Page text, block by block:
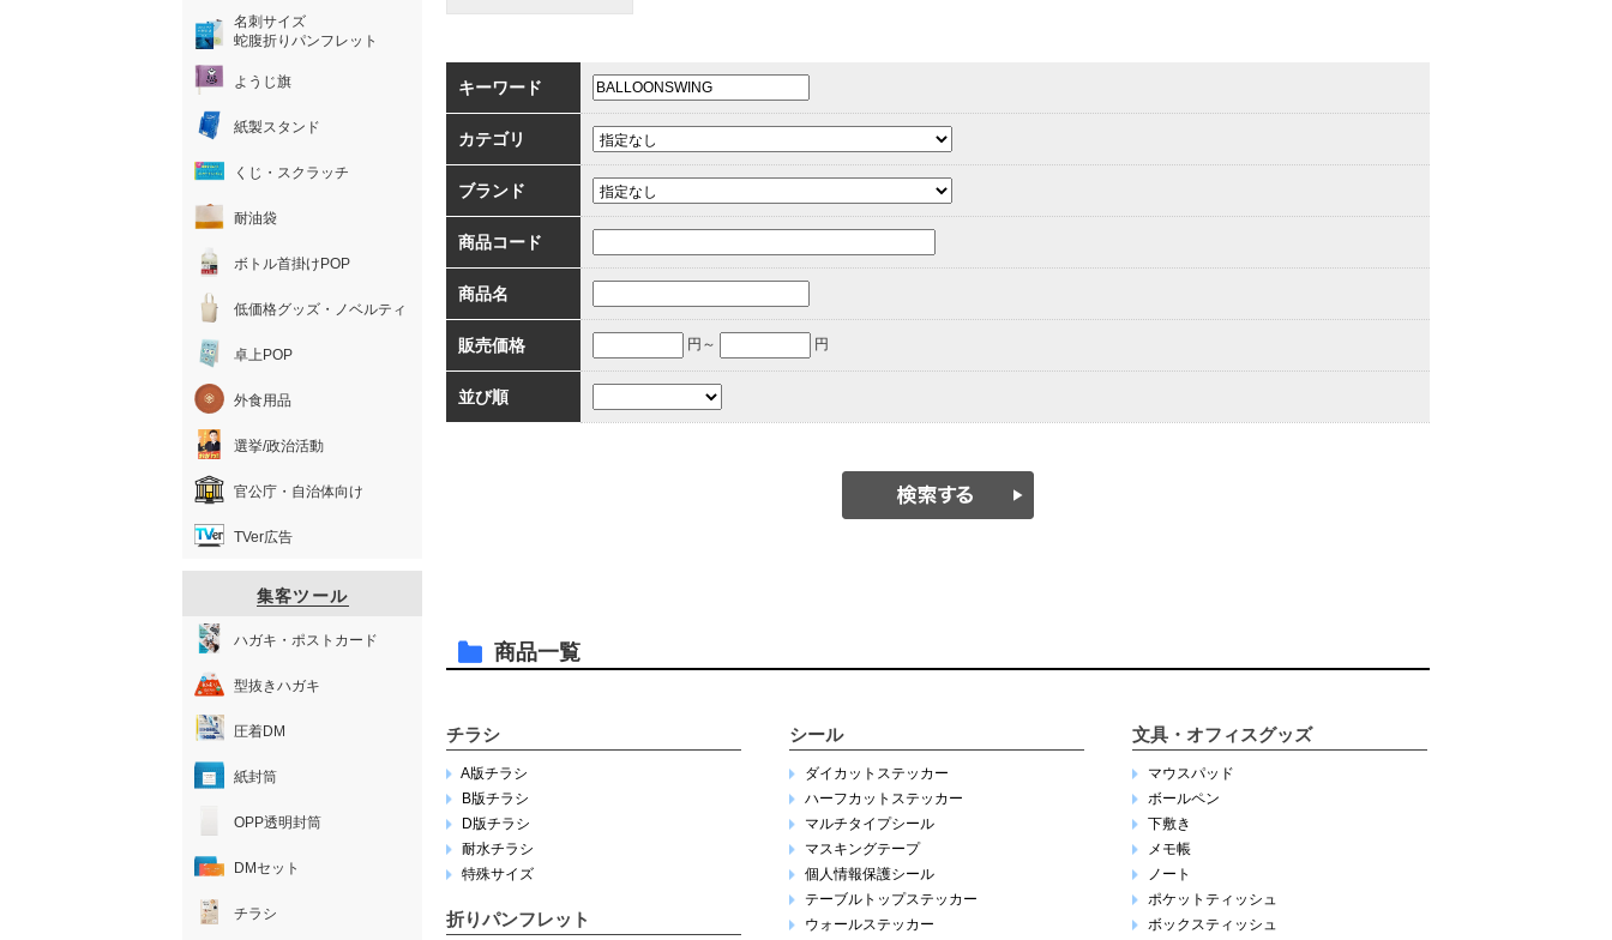
キーワード
カテゴリ
ブランド
商品コード
商品名
販売価格 円～ 円
並び順
商品一覧
チラシ
A版チラシ
B版チラシ
D版チラシ
耐水チラシ
特殊サイズ
折りパンフレット
シール
ダイカットステッカー
ハーフカットステッカー
マルチタイプシール
マスキングテープ
個人情報保護シール
テーブルトップステッカー
ウォールステッカー
文具・オフィスグッズ
マウスパッド
ボールペン
下敷き
メモ帳
ノート
ポケットティッシュ
ボックスティッシュ
名刺サイズ
蛇腹折りパンフレット
ようじ旗
紙製スタンド
くじ・スクラッチ
耐油袋
ボトル首掛けPOP
低価格グッズ・ノベルティ
卓上POP
外食用品
選挙/政治活動
官公庁・自治体向け
TVer広告
集客ツール
ハガキ・ポストカード
型抜きハガキ
圧着DM
紙封筒
OPP透明封筒
DMセット
チラシ